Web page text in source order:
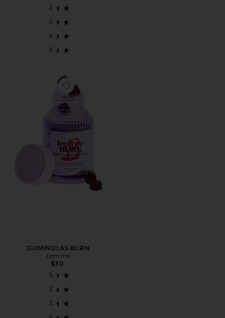
Favorite GOMINOLAS BURN
GOMINOLAS BURN
Lemme
$30